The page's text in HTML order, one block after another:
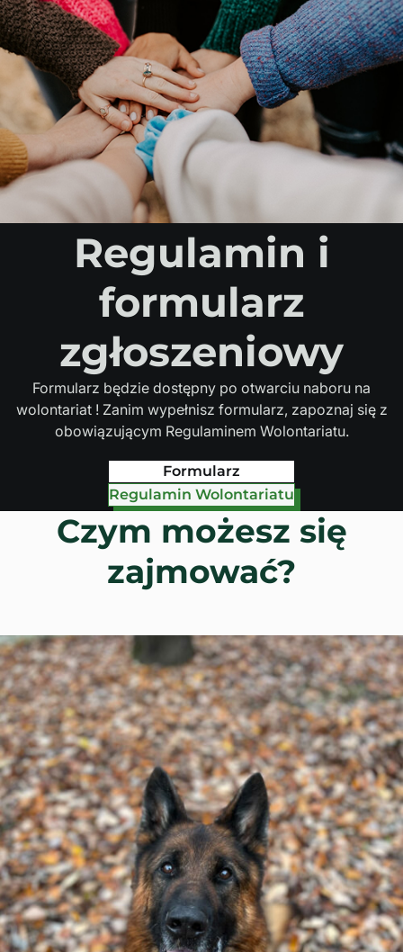
Regulamin i
formularz
zgłoszeniowy
Formularz będzie dostępny po otwarciu naboru na
wolontariat ! Zanim wypełnisz formularz, zapoznaj się z
obowiązującym Regulaminem Wolontariatu.
Formularz
Regulamin Wolontariatu
Czym możesz się
zajmować?